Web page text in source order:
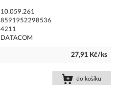
10.059.261
8591952298536
4211
DATACOM
27,91 Kč/ks
do košíku